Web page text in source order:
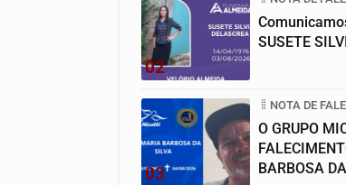
02
SUSETE
03
NOTA DE
O GRUPO
BARBOSA